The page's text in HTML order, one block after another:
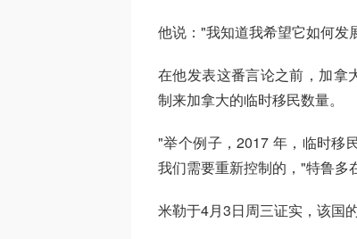
他说："我知道我希望它如何发
在他发表这番言论之前，加拿
制来加拿大的临时移民数量。
"举个例子，2017 年，临时移
我们需要重新控制的，"特鲁多
米勒于4月3日周三证实，该国